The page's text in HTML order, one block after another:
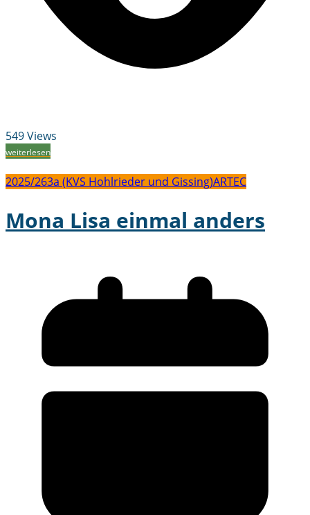
549 Views
weiterlesen
2025/263a (KVS Hohlrieder und Gissing)ARTEC
Mona Lisa einmal anders